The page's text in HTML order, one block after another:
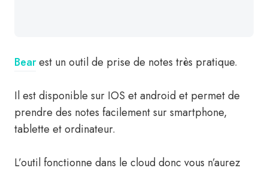
Bearest un outil de prise de notes très pratique.
Il est disponible sur IOS et android et permet de
prendre des notes facilement sur smartphone,
tablette et ordinateur.
L’outil fonctionne dans le cloud donc vous n’aurez